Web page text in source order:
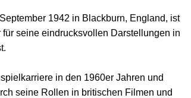
1942 in Blackburn, England, ist
seine eindrucksvollen Darstellungen in
in den 1960er Jahren und
seine Rollen in britischen Filmen und